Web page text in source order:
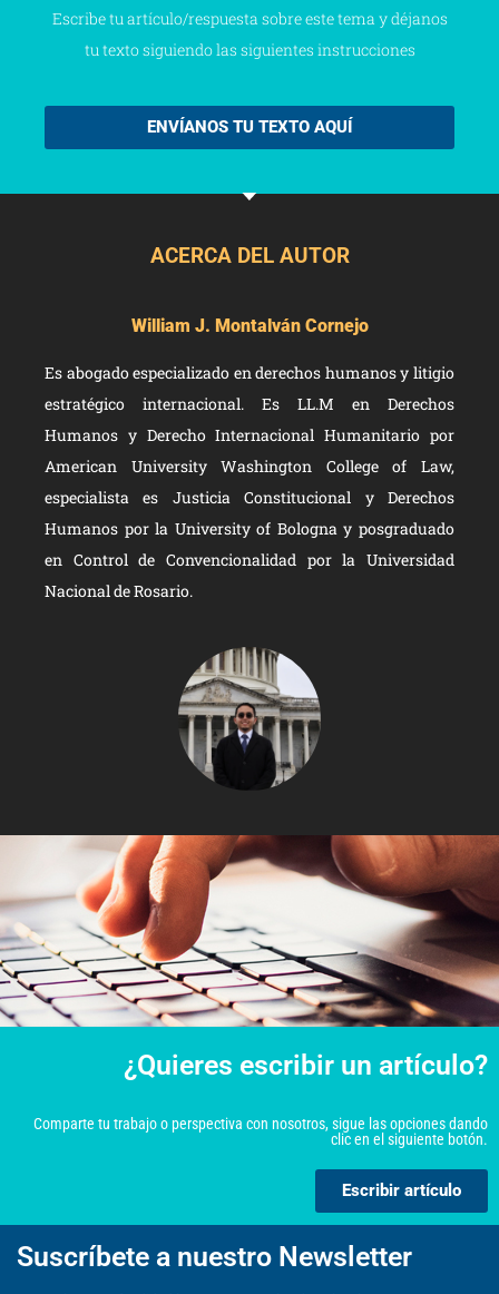
Escribe tu artículo/respuesta sobre este tema y déjanos
tu texto siguiendo las siguientes instrucciones
ENVÍANOS TU TEXTO AQUÍ
ACERCA DEL AUTOR
William J. Montalván Cornejo
Es abogado especializado en derechos humanos y litigio
estratégico internacional. Es LL.M en Derechos
Humanos y Derecho Internacional Humanitario por
American University Washington College of Law,
especialista es Justicia Constitucional y Derechos
Humanos por la University of Bologna y posgraduado
en Control de Convencionalidad por la Universidad
Nacional de Rosario.
¿Quieres escribir un artículo?
Comparte tu trabajo o perspectiva con nosotros, sigue las opciones dando
clic en el siguiente botón.
Escribir artículo
Suscríbete a nuestro Newsletter